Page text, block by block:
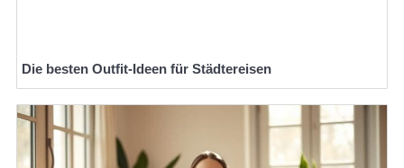
Die besten Outfit-Ideen für Städtereisen